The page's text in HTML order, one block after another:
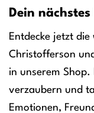
Dein
Entdecke jetzt
Christofferson
in unserem Shop.
verzaubern und
Emotionen,